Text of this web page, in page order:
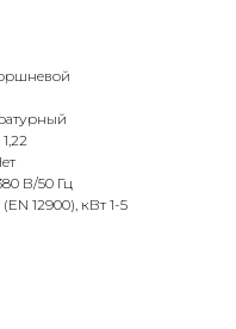
В/50 Гц
12900), кВт 1-5